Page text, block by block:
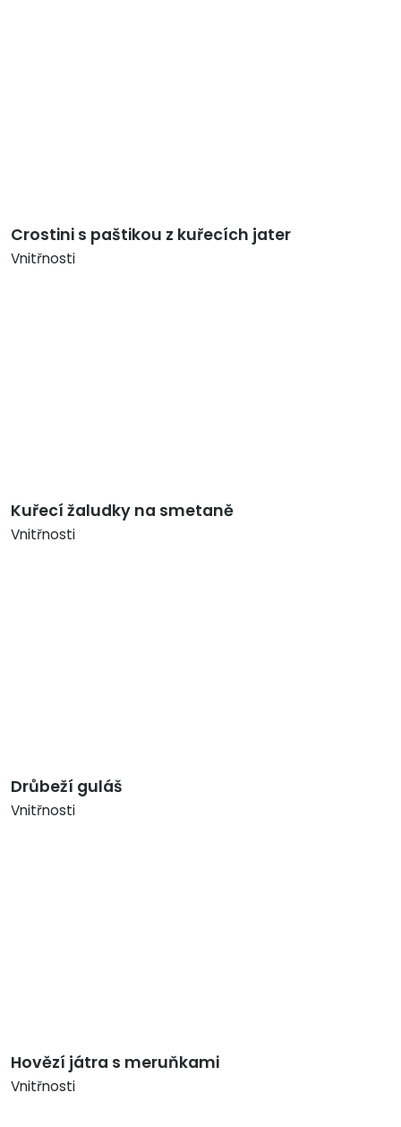
Crostini s paštikou z kuřecích jater
Vnitřnosti
Kuřecí žaludky na smetaně
Vnitřnosti
Drůbeží guláš
Vnitřnosti
Hovězí játra s meruňkami
Vnitřnosti